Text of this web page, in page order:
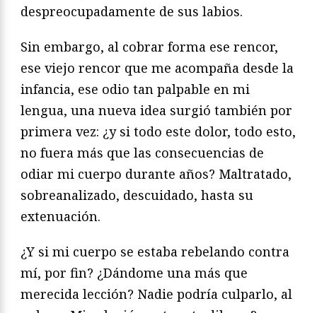
despreocupadamente de sus labios.
Sin embargo, al cobrar forma ese rencor,
ese viejo rencor que me acompaña desde la
infancia, ese odio tan palpable en mi
lengua, una nueva idea surgió también por
primera vez: ¿y si todo este dolor, todo esto,
no fuera más que las consecuencias de
odiar mi cuerpo durante años? Maltratado,
sobreanalizado, descuidado, hasta su
extenuación.
¿Y si mi cuerpo se estaba rebelando contra
mí, por fin? ¿Dándome una más que
merecida lección? Nadie podría culparlo, al